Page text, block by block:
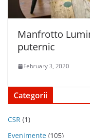
Manfrotto
puternic
February 3, 2020
Categorii
CSR (1)
Evenimente (105)